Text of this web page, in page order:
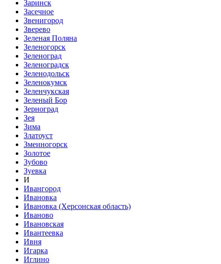
Заринск
Засечное
Звенигород
Зверево
Зеленая Поляна
Зеленогорск
Зеленоград
Зеленоградск
Зеленодольск
Зеленокумск
Зеленчукская
Зеленый Бор
Зерноград
Зея
Зима
Златоуст
Змеиногорск
Золотое
Зубово
Зуевка
И
Ивангород
Ивановка
Ивановка (Херсонская область)
Иваново
Ивановская
Ивантеевка
Ивня
Игарка
Иглино